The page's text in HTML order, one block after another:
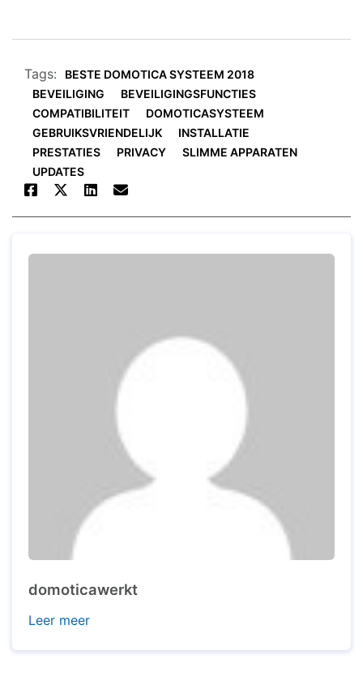
Tags:
BESTE DOMOTICA SYSTEEM 2018
BEVEILIGING
BEVEILIGINGSFUNCTIES
COMPATIBILITEIT
DOMOTICASYSTEEM
GEBRUIKSVRIENDELIJK
INSTALLATIE
PRESTATIES
PRIVACY
SLIMME APPARATEN
UPDATES
domoticawerkt
Leer meer